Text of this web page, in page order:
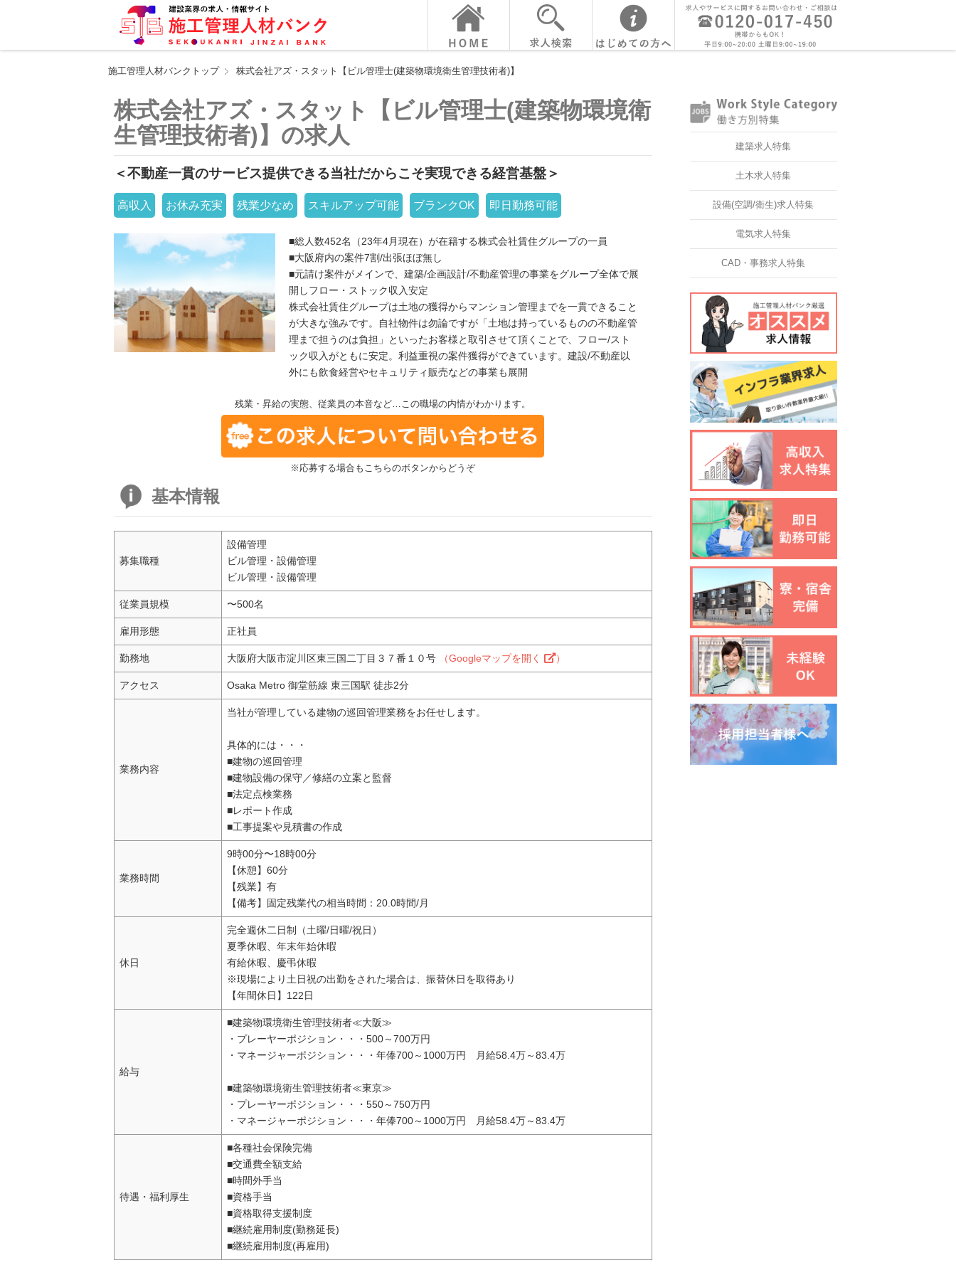
施工管理人材バンクトップ 株式会社アズ・スタット【ビル管理士(建築物環境衛生管理技術者)】
株式会社アズ・スタット【ビル管理士(建築物環境衛
生管理技術者)】の求人
＜不動産一貫のサービス提供できる当社だからこそ実現できる経営基盤＞
高収入 お休み充実 残業少なめ スキルアップ可能 ブランクOK 即日勤務可能
■総人数452名（23年4月現在）が在籍する株式会社賃住グループの一員
■大阪府内の案件7割/出張ほぼ無し
■元請け案件がメインで、建築/企画設計/不動産管理の事業をグループ全体で展
開しフロー・ストック収入安定
株式会社賃住グループは土地の獲得からマンション管理までを一貫できること
が大きな強みです。自社物件は勿論ですが「土地は持っているものの不動産管
理まで担うのは負担」といったお客様と取引させて頂くことで、フロー/スト
ック収入がともに安定。利益重視の案件獲得ができています。建設/不動産以
外にも飲食経営やセキュリティ販売などの事業も展開
残業・昇給の実態、従業員の本音など…この職場の内情がわかります。
※応募する場合もこちらのボタンからどうぞ
基本情報
募集職種
設備管理
ビル管理・設備管理
ビル管理・設備管理
従業員規模 〜500名
雇用形態 正社員
勤務地 大阪府大阪市淀川区東三国二丁目３７番１０号 （Googleマップを開く ）
アクセス Osaka Metro 御堂筋線 東三国駅 徒歩2分
業務内容
当社が管理している建物の巡回管理業務をお任せします。
具体的には・・・
■建物の巡回管理
■建物設備の保守／修繕の立案と監督
■法定点検業務
■レポート作成
■工事提案や見積書の作成
業務時間
9時00分〜18時00分
【休憩】60分
【残業】有
【備考】固定残業代の相当時間：20.0時間/月
休日
完全週休二日制（土曜/日曜/祝日）
夏季休暇、年末年始休暇
有給休暇、慶弔休暇
※現場により土日祝の出勤をされた場合は、振替休日を取得あり
【年間休日】122日
給与
■建築物環境衛生管理技術者≪大阪≫
・プレーヤーポジション・・・500～700万円
・マネージャーポジション・・・年俸700～1000万円 月給58.4万～83.4万
■建築物環境衛生管理技術者≪東京≫
・プレーヤーポジション・・・550～750万円
・マネージャーポジション・・・年俸700～1000万円 月給58.4万～83.4万
待遇・福利厚生
■各種社会保険完備
■交通費全額支給
■時間外手当
■資格手当
■資格取得支援制度
■継続雇用制度(勤務延長)
■継続雇用制度(再雇用)
建築求人特集
土木求人特集
設備(空調/衛生)求人特集
電気求人特集
CAD・事務求人特集